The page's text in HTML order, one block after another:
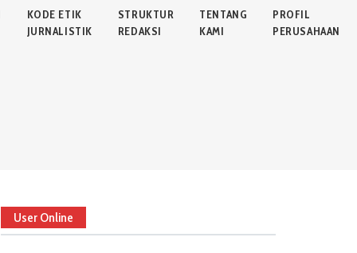
KODE ETIK
JURNALISTIK
STRUKTUR
REDAKSI
TENTANG
KAMI
PROFIL
PERUSAHAAN
User Online